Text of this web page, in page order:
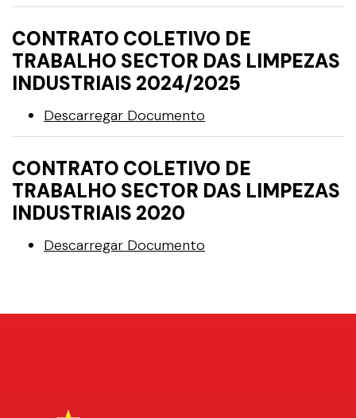
CONTRATO COLETIVO DE
TRABALHO SECTOR DAS LIMPEZAS
INDUSTRIAIS 2024/2025
Descarregar Documento
CONTRATO COLETIVO DE
TRABALHO SECTOR DAS LIMPEZAS
INDUSTRIAIS 2020
Descarregar Documento